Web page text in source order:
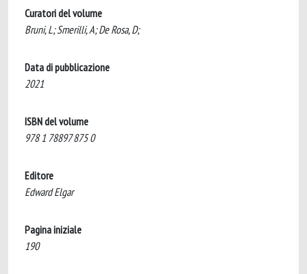
Curatori del volume
Bruni, L; Smerilli, A; De Rosa, D;
Data di pubblicazione
2021
ISBN del volume
978 1 78897 875 0
Editore
Edward Elgar
Pagina iniziale
190